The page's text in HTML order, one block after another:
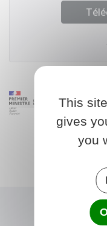
This
gives
you